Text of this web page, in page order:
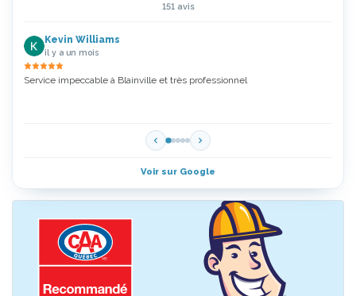
151 avis
Kevin Williams
il y a un mois
Service impeccable à Blainville et très professionnel
Voir sur Google